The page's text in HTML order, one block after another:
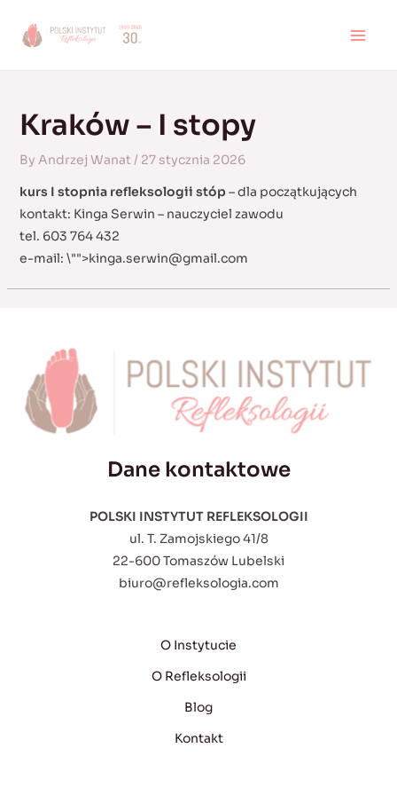
Kraków – I stopy
By Andrzej Wanat/ 27 stycznia 2026
kurs I stopnia refleksologii stóp– dla początkujących
kontakt: Kinga Serwin – nauczyciel zawodu
tel. 603 764 432
e-mail: \"">kinga.serwin@gmail.com
Dane kontaktowe
POLSKI INSTYTUT REFLEKSOLOGII
ul. T. Zamojskiego 41/8
22-600 Tomaszów Lubelski
biuro@refleksologia.com
O Instytucie
O Refleksologii
Blog
Kontakt